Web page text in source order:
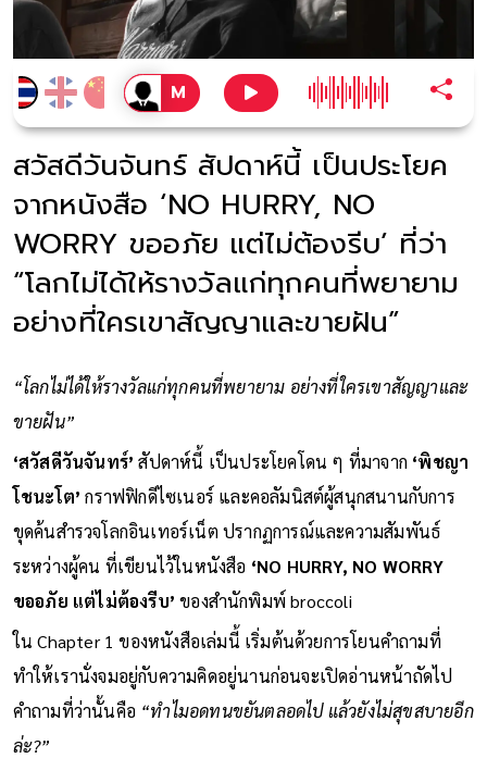
สวัสดีวันจันทร์ สัปดาห์นี้ เป็นประโยค
จากหนังสือ ‘NO HURRY, NO
WORRY ขออภัย แต่ไม่ต้องรีบ’ ที่ว่า
“โลกไม่ได้ให้รางวัลแก่ทุกคนที่พยายาม
อย่างที่ใครเขาสัญญาและขายฝัน”
“โลกไม่ได้ให้รางวัลแก่ทุกคนที่พยายาม อย่างที่ใครเขาสัญญาและ
ขายฝัน”
‘สวัสดีวันจันทร์’สัปดาห์นี้ เป็นประโยคโดน ๆ ที่มาจาก ‘พิชญา
โชนะโต’ กราฟฟิกดีไซเนอร์ และคอลัมนิสต์ผู้สนุกสนานกับการ
ขุดค้นสำรวจโลกอินเทอร์เน็ต ปรากฏการณ์และความสัมพันธ์
ระหว่างผู้คน ที่เขียนไว้ในหนังสือ ‘NO HURRY, NO WORRY
ขออภัย แต่ไม่ต้องรีบ’ ของสำนักพิมพ์ broccoli
ใน Chapter 1 ของหนังสือเล่มนี้ เริ่มต้นด้วยการโยนคำถามที่
ทำให้เรานั่งจมอยู่กับความคิดอยู่นานก่อนจะเปิดอ่านหน้าถัดไป
คำถามที่ว่านั้นคือ “ทำไมอดทนขยันตลอดไป แล้วยังไม่สุขสบายอีก
ล่ะ?”